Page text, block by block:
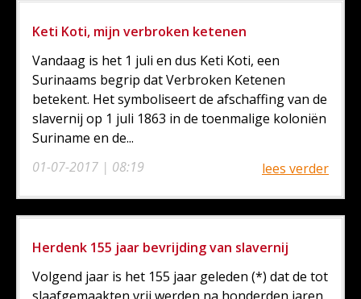
Keti Koti, mijn verbroken ketenen
01-07-2017 | 08:19
Vandaag is het 1 juli en dus Keti Koti, een
Surinaams begrip dat Verbroken Ketenen
betekent. Het symboliseert de afschaffing van de
slavernij op 1 juli 1863 in de toenmalige koloniën
Suriname en de...
lees verder
Herdenk 155 jaar bevrijding van slavernij
Volgend jaar is het 155 jaar geleden (*) dat de tot